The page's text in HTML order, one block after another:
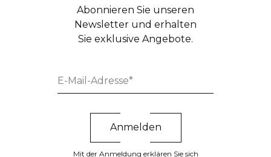
Abonnieren Sie unseren
Newsletter und erhalten
Sie exklusive Angebote.
Mit der Anmeldung erklären Sie sich